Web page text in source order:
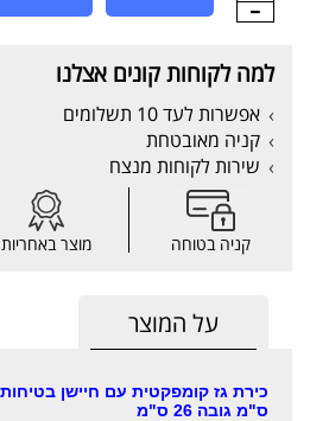
למה לקוחות קונים אצלנו
אפשרות לעד 10 תשלומים
קניה מאובטחת
שירות לקוחות מנצח
קניה בטוחה מוצר באחריות
על המוצר
ס"מ גובה 26 ס"מ